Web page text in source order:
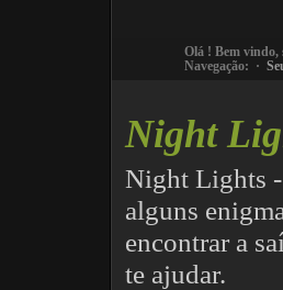
Olá ! Bem vindo,
Navegação: ·
Night
Night Lights -
alguns
encontrar a
te ajudar.